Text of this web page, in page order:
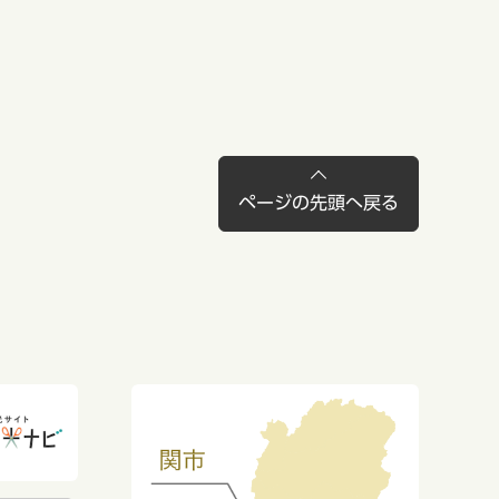
ページの先頭へ戻る